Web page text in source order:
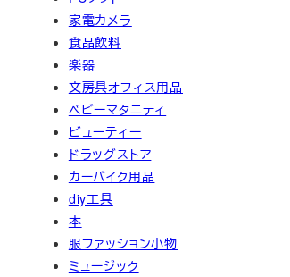
家電カメラ
食品飲料
楽器
文房具オフィス用品
ベビーマタニティ
ビューティー
ドラッグストア
カーバイク用品
diy工具
本
服ファッション小物
ミュージック